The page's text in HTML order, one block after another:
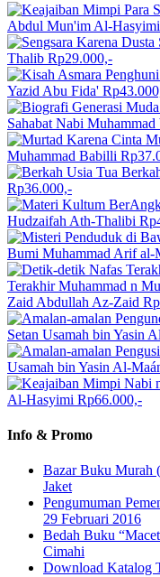
Abdul Mun'im Al-Hasyimi
Thalib Rp29.000,-
Yazid Abu Fida'
Sahabat Nabi
Muhammad Babilli
Rp36.000,-
Hudzaifah Ath-Thalibi
Bumi Muhammad Arif al-
Terakhir Muhammad n
Zaid Abdullah Az-Zaid
Setan Usamah bin Yasin
Usamah bin Yasin Al-
Al-Hasyimi Rp66.000,-
Info & Promo
Bazar Buku Murah
Jaket
Pengumuman
29 Februari 2016
Bedah Buku
Cimahi
Download Katalog